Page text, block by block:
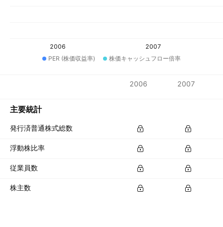
2006
2007
PER (株価収益率)
株価キャッシュフロー倍率
2006 2007
主要統計
発行済普通株式総数
浮動株比率
従業員数
株主数